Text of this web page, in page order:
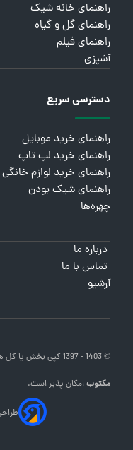
راهنمای خانه شیک
راهنمای گل و گیاه
راهنمای فیلم
آشپزی
دسترسی سریع
راهنمای خرید موبایل
راهنمای خرید لپ تاپ
راهنمای خرید لوازم خانگی
راهنمای شیک بودن
چهره‌ها
درباره ما
تماس با ما
آرشیو
© 1403 - 1397 کپی بخش یا کل هر کدام از مطالب
مکتوبامکان پذیر است.